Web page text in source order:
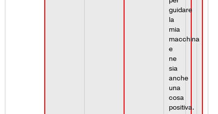
guidare
la
mia
macchina
e
ne
sia
anche
una
cosa
positiva.